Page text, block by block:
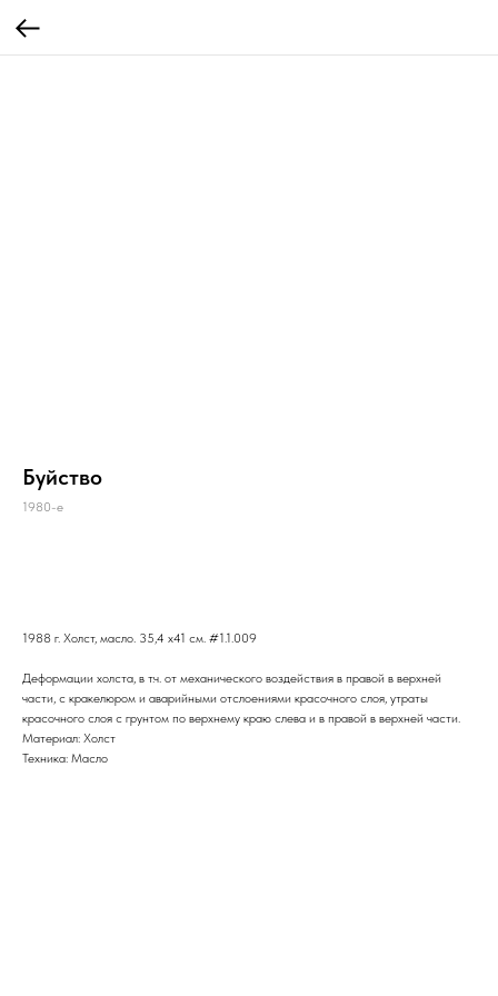
Буйство
1980-е
1988 г. Холст, масло. 35,4 х41 см. #1.1.009
Деформации холста, в т.ч. от механического воздействия в правой в верхней
части, с кракелюром и аварийными отслоениями красочного слоя, утраты
красочного слоя с грунтом по верхнему краю слева и в правой в верхней части.
Материал: Холст
Техника: Масло